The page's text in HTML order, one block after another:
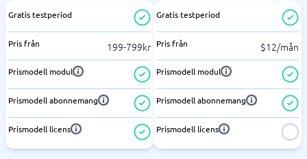
Gratis testperiod
Pris från 199-799kr
Prismodell modul
Prismodell abonnemang
Prismodell licens
Gratis testperiod
Pris från $12/mån
Prismodell modul
Prismodell abonnemang
Prismodell licens